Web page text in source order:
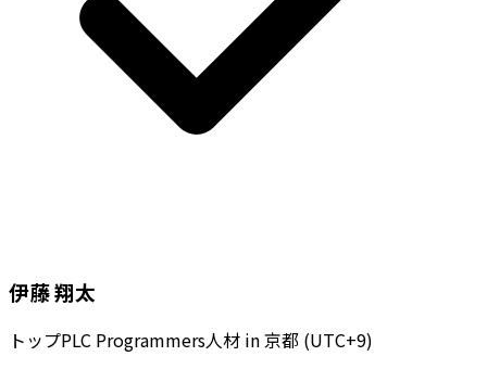
伊藤 翔太
トップPLC Programmers人材 in京都 (UTC+9)